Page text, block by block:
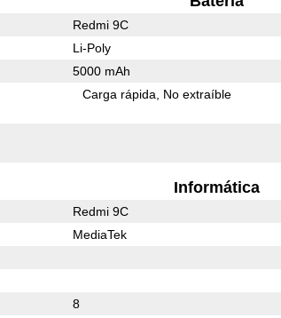
Redmi 9C
Li-Poly
5000 mAh
Carga rápida No extraíble
Informática
Redmi 9C
MediaTek
8